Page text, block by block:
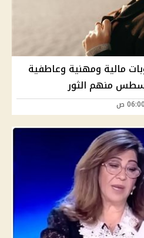
مالية ومهنية وعاطفية
منهم الثور